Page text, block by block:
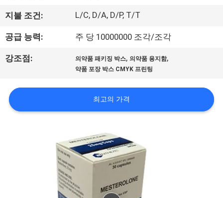
공
장
여
품
지불 조건: L/C, D/A, D/P, T/T
공급 능력: 주 당 10000000 조각/조각
강조점: 의약품 패키징 박스,의약품 용지함,
약품 포장 박스 CMYK 프린팅
최고의 가격